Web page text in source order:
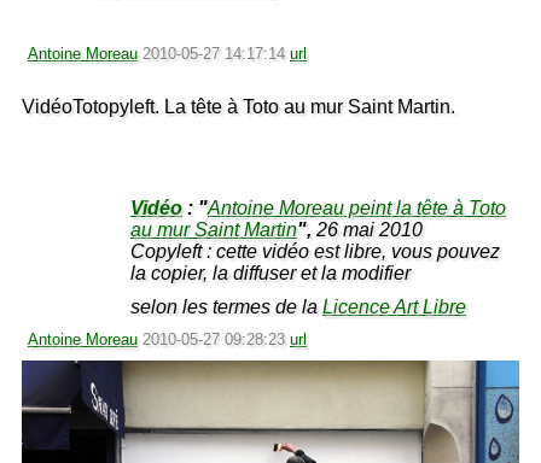
Antoine Moreau 2010-05-27 14:17:14 url
VidéoTotopyleft. La tête à Toto au mur Saint Martin.
Vidéo: "Antoine Moreau peint la tête à Toto
au mur Saint Martin", 26 mai 2010
Copyleft : cette vidéo est libre, vous pouvez
la copier, la diffuser et la modifier
selon les termes de laLicence Art Libre
Antoine Moreau 2010-05-27 09:28:23 url